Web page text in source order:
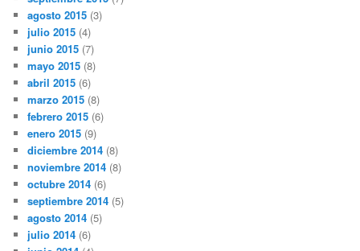
agosto 2015 (3)
julio 2015 (4)
junio 2015 (7)
mayo 2015 (8)
abril 2015 (6)
marzo 2015 (8)
febrero 2015 (6)
enero 2015 (9)
diciembre 2014 (8)
noviembre 2014 (8)
octubre 2014 (6)
septiembre 2014 (5)
agosto 2014 (5)
julio 2014 (6)